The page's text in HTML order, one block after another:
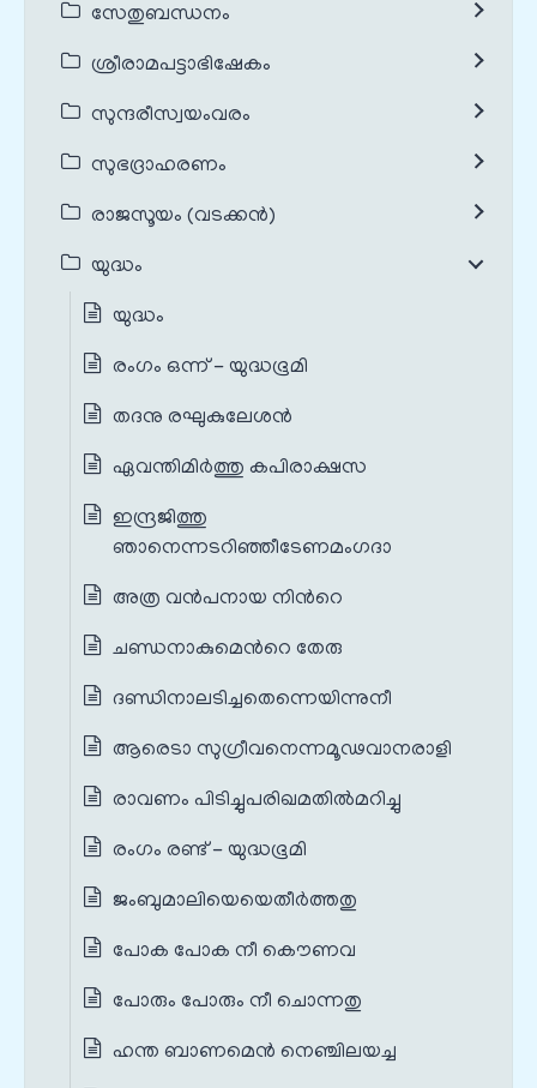
സേതുബന്ധനം
ശ്രീരാമപട്ടാഭിഷേകം
സുന്ദരീസ്വയംവരം
സുഭദ്രാഹരണം
രാജസൂയം (വടക്കൻ)
യുദ്ധം
യുദ്ധം
രംഗം ഒന്ന് - യുദ്ധഭൂമി
തദനു രഘുകുലേശന്‍
ഏവന്തിമിര്‍ത്തു കപിരാക്ഷസ
ഇന്ദ്രജിത്തു
ഞാനെന്നടറിഞ്ഞീടേണമംഗദാ
അത്ര വന്‍പനായ നിന്‍റെ
ചണ്ഡനാകുമെന്‍റെ തേരു
ദണ്ഡിനാലടിച്ചതെന്നെയിന്നുനീ
ആരെടാ സുഗ്രീവനെന്നമൂഢവാനരാളി
രാവണം പിടിച്ചുപരിഖമതില്‍മറിച്ചു
രംഗം രണ്ട് - യുദ്ധഭൂമി
ജംബുമാലിയെയെതീര്‍ത്തതു
പോക പോക നീ കൌണവ
പോരും പോരും നീ ചൊന്നതു
ഹന്ത ബാണമെൻ നെഞ്ചിലയച്ച